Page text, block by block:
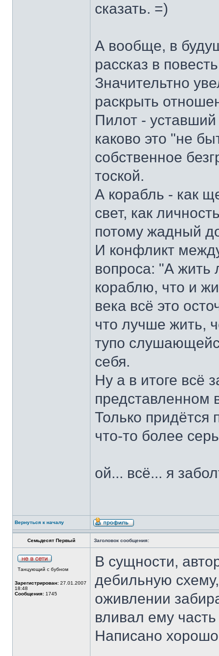
сказать. =)
А вообще, в
рассказ в
Значительтно
раскрыть
Пилот -
каково это "не
собственное
тоской.
А корабль - как
свет, как
потому жадный
И конфликт
вопроса: "А жить
кораблю, что и
века всё это
что лучше жить,
тупо
себя.
Ну а в итоге всё
представленном
Только придётся
что-то более
ой... всё... я
Вернуться к началу
Семьдесят Первый Заголовок сообщения:
Танцующий с бубном
Зарегистрирован: 27.01.2007
18:48
Сообщения: 1745
В сущности,
дебильную
оживлении
вливал ему часть
Написано